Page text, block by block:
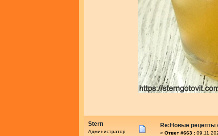
Stern
Администратор
Re:Новые рецепты
« Ответ #663 :